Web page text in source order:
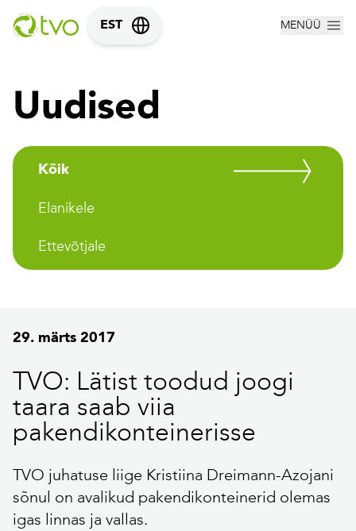
EST MENÜÜ
Uudised
Kõik
Elanikele
Ettevõtjale
29. märts 2017
TVO: Lätist toodud joogi
taara saab viia
pakendikonteinerisse
TVO juhatuse liige Kristiina Dreimann-Azojani
sõnul on avalikud pakendikonteinerid olemas
igas linnas ja vallas.